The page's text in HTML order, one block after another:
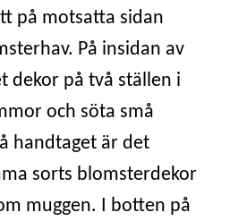
på motsatta sidan
På insidan av
dekor på två ställen i
och söta små
handtaget är det
sorts blomsterdekor
muggen. I botten på